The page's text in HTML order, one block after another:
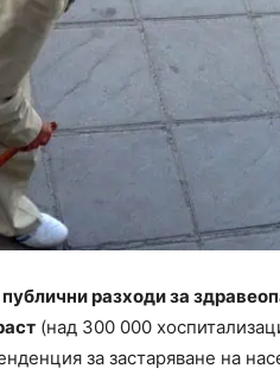
разходи за
(над 300 000
за застаряване на